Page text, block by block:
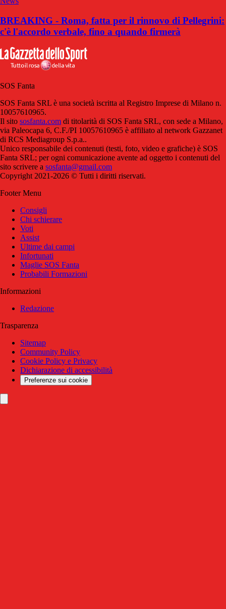
BREAKING - Roma, fatta per il rinnovo di Pellegrini:
c'è l'accordo verbale, fino a quando firmerà
SOS Fanta
SOS Fanta SRL è una società iscritta al Registro Imprese di Milano n.
10057610965.
Il sito sosfanta.com di titolarità di SOS Fanta SRL, con sede a Milano,
via Paleocapa 6, C.F./PI 10057610965 è affiliato al network Gazzanet
di RCS Mediagroup S.p.a..
Unico responsabile dei contenuti (testi, foto, video e grafiche) è SOS
Fanta SRL; per ogni comunicazione avente ad oggetto i contenuti del
sito scrivere a sosfanta@gmail.com
Copyright 2021-2026 © Tutti i diritti riservati.
Footer Menu
Consigli
Chi schierare
Voti
Assist
Ultime dai campi
Infortunati
Maglie SOS Fanta
Probabili Formazioni
Informazioni
Redazione
Trasparenza
Sitemap
Community Policy
Cookie Policy e Privacy
Dichiarazione di accessibilità
Preferenze sui cookie